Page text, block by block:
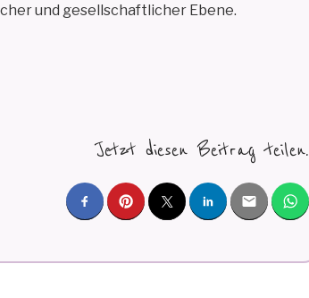
und gesellschaftlicher Ebene.
Jetzt diesen Beitrag teilen.